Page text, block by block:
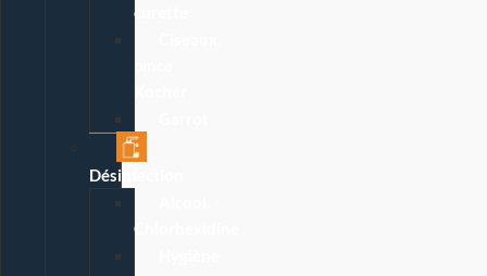
curette
Désinfection
Chlorhexidine